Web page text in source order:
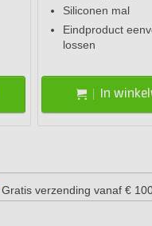
Siliconen mal
Eindproduct
lossen
In
Gratis verzending vanaf €